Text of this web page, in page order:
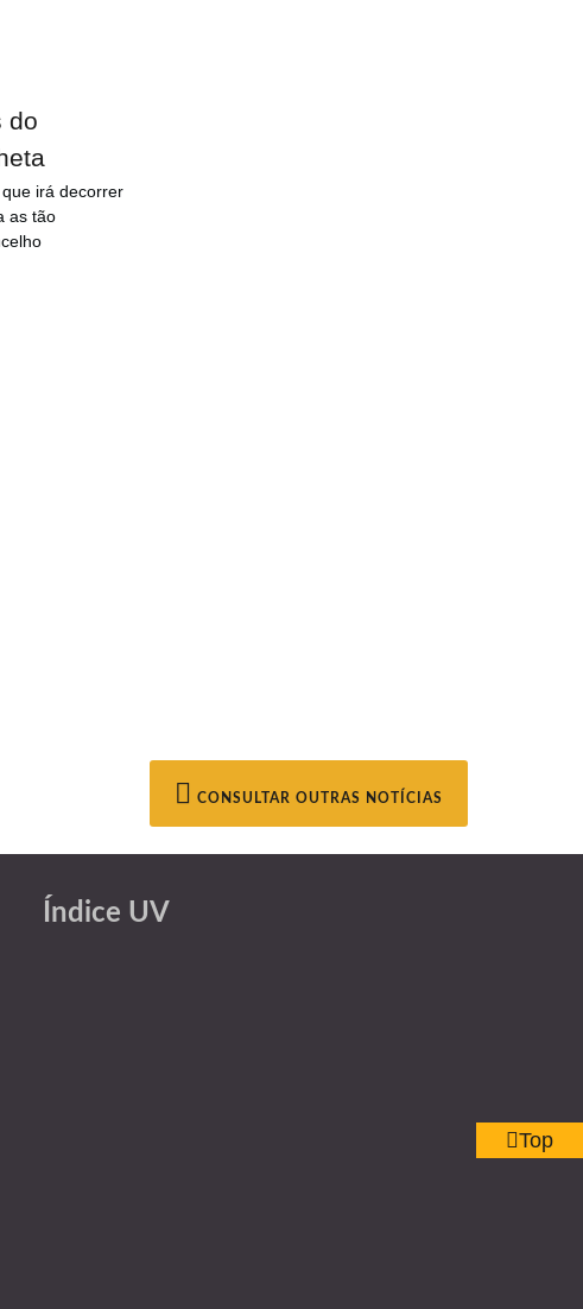
do
irá decorrer
as tão
CONSULTAR OUTRAS NOTÍCIAS
Índice UV
Top